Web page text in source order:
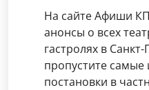
На сайте Афиши
анонсы о всех
гастролях в
пропустите самые
постановки в